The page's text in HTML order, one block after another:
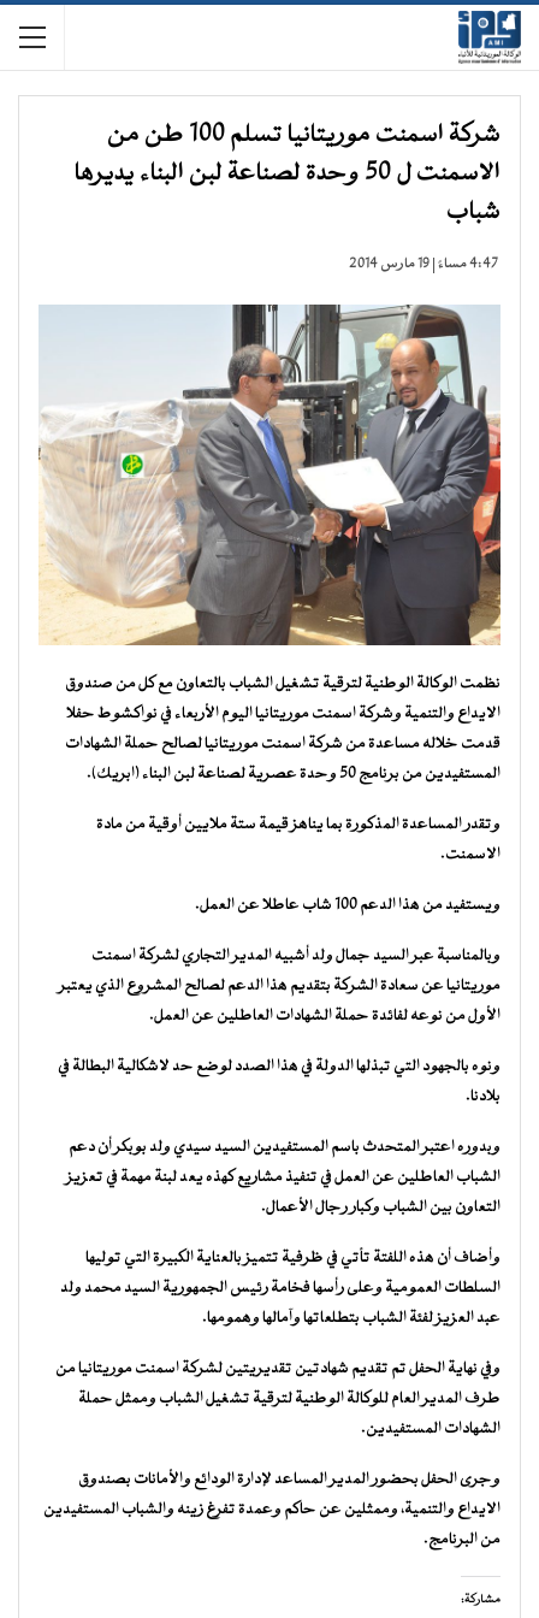
شركة اسمنت موريتانيا تسلم 100 طن من
الاسمنت ل 50 وحدة لصناعة لبن البناء يديرها
شباب
4:47 مساءً | 19 مارس 2014
نظمت الوكالة الوطنية لترقية تشغيل الشباب بالتعاون مع كل من صندوق
الايداع والتنمية وشركة اسمنت موريتانيا اليوم الأربعاء في نواكشوط حفلا
قدمت خلاله مساعدة من شركة اسمنت موريتانيا لصالح حملة الشهادات
المستفيدين من برنامج 50 وحدة عصرية لصناعة لبن البناء (ابريك).
وتقدر المساعدة المذكورة بما يناهز قيمة ستة ملايين أوقية من مادة
الاسمنت.
ويستفيد من هذا الدعم 100 شاب عاطلا عن العمل.
وبالمناسبة عبر السيد جمال ولد أشبيه المدير التجاري لشركة اسمنت
موريتانيا عن سعادة الشركة بتقديم هذا الدعم لصالح المشروع الذي يعتبر
الأول من نوعه لفائدة حملة الشهادات العاطلين عن العمل.
ونوه بالجهود التي تبذلها الدولة في هذا الصدد لوضع حد لاشكالية البطالة في
بلادنا.
وبدوره اعتبر المتحدث باسم المستفيدين السيد سيدي ولد بوبكر أن دعم
الشباب العاطلين عن العمل في تنفيذ مشاريع كهذه يعد لبنة مهمة في تعزيز
التعاون بين الشباب وكبار رجال الأعمال.
وأضاف أن هذه اللفتة تأتي في ظرفية تتميز بالعناية الكبيرة التي توليها
السلطات العمومية وعلى رأسها فخامة رئيس الجمهورية السيد محمد ولد
عبد العزيز لفئة الشباب بتطلعاتها وآمالها وهمومها.
وفي نهاية الحفل تم تقديم شهادتين تقديريتين لشركة اسمنت موريتانيا من
طرف المدير العام للوكالة الوطنية لترقية تشغيل الشباب وممثل حملة
الشهادات المستفيدين.
وجرى الحفل بحضور المدير المساعد لإدارة الودائع والأمانات بصندوق
الايداع والتنمية، وممثلين عن حاكم وعمدة تفرغ زينه والشباب المستفيدين
من البرنامج.
مشاركة: